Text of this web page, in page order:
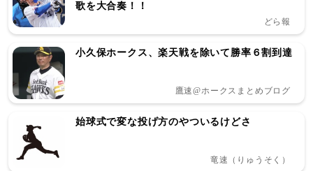
歌を大合奏！！
どら報
小久保ホークス、楽天戦を除いて勝率６割到達
鷹速@ホークスまとめブログ
始球式で変な投げ方のやついるけどさ
竜速（りゅうそく）